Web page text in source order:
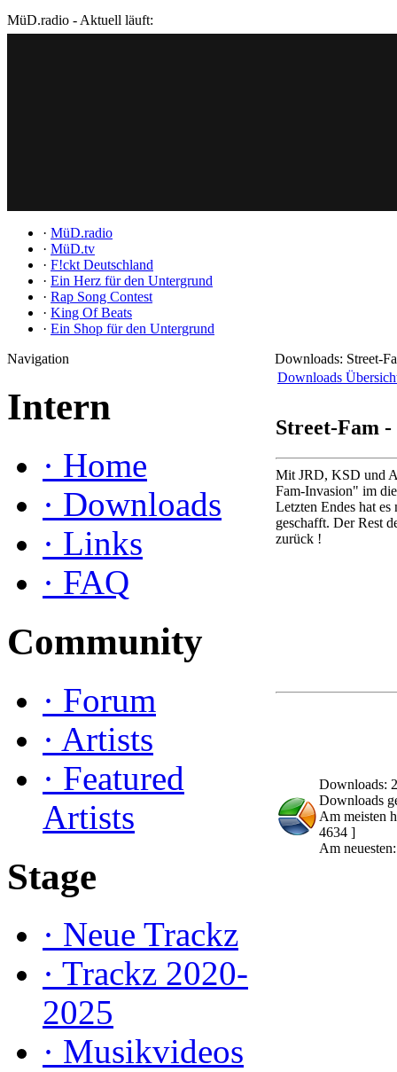
MüD.radio - Aktuell läuft:
· MüD.radio
· MüD.tv
· F!ckt Deutschland
· Ein Herz für den Untergrund
· Rap Song Contest
· King Of Beats
· Ein Shop für den Untergrund
Navigation
Intern
· Home
· Downloads
· Links
· FAQ
Community
· Forum
· Artists
· Featured
Artists
Stage
· Neue Trackz
· Trackz 2020-
2025
· Musikvideos
Downloads: Street-
Downloads
Street-Fam -
Mit JRD, KSD und
Fam-Invasion" im
Letzten Endes hat
geschafft. Der Rest
zurück !
Downloads:
Downloads
Am meisten
4634 ]
Am